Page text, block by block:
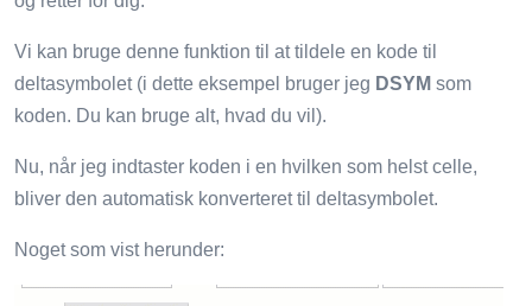
Vi kan bruge denne funktion til at tildele en kode til
deltasymbolet (i dette eksempel bruger jeg DSYM som
koden. Du kan bruge alt, hvad du vil).
Nu, når jeg indtaster koden i en hvilken som helst celle,
bliver den automatisk konverteret til deltasymbolet.
Noget som vist herunder: